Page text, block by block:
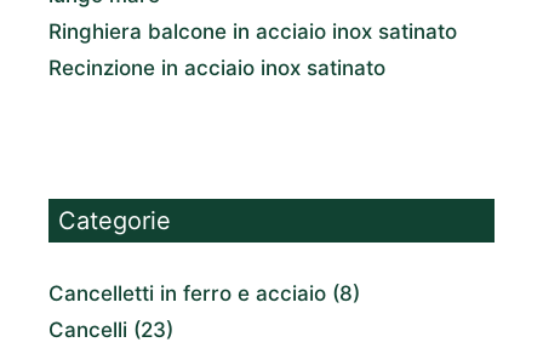
Ringhiera balcone in acciaio inox satinato
Recinzione in acciaio inox satinato
Categorie
Cancelletti in ferro e acciaio (8)
Cancelli (23)